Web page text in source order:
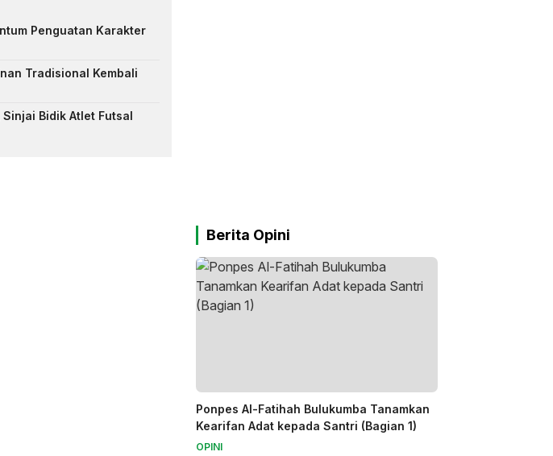
Penguatan Karakter
Tradisional Kembali
Sinjai Bidik Atlet Futsal
Berita Opini
Ponpes Al-Fatihah Bulukumba Tanamkan
Kearifan Adat kepada Santri (Bagian 1)
OPINI